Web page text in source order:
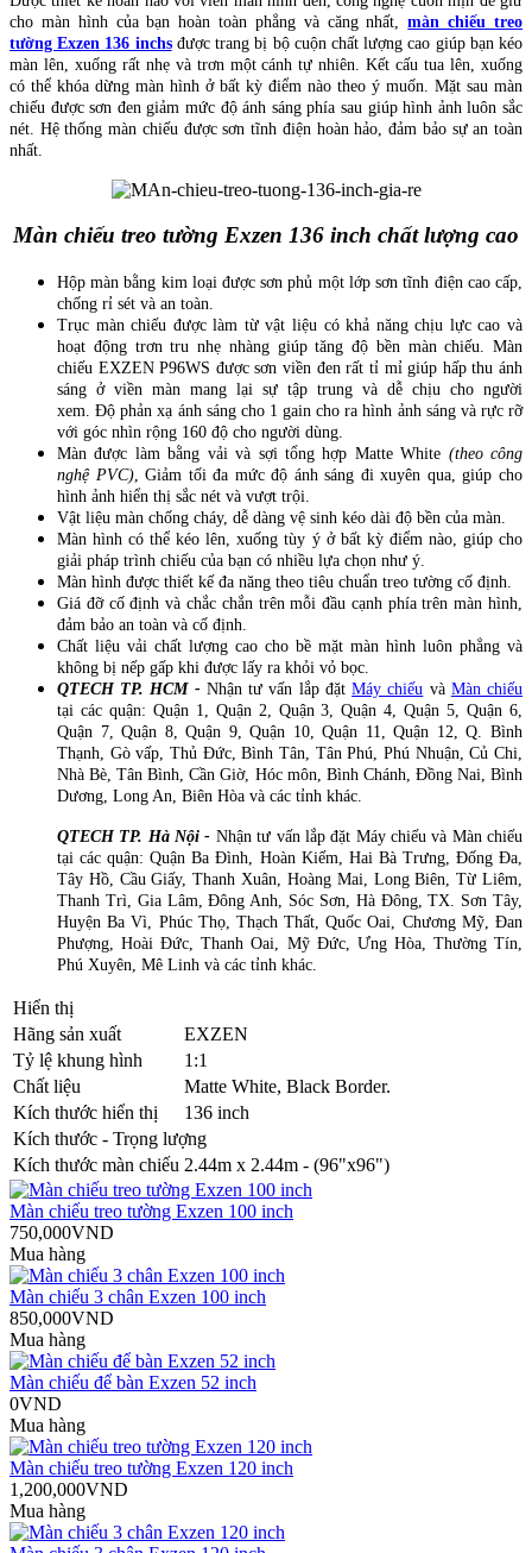
cho màn hình của bạn hoàn toàn phẳng và căng nhất,màn chiếu treo
tường Exzen 136 inchsđược trang bị bộ cuộn chất lượng cao giúp bạn kéo
màn lên, xuống rất nhẹ và trơn một cánh tự nhiên. Kết cấu tua lên, xuống
có thể khóa dừng màn hình ở bất kỳ điểm nào theo ý muốn. Mặt sau màn
chiếu được sơn đen giảm mức độ ánh sáng phía sau giúp hình ảnh luôn sắc
nét. Hệ thống màn chiếu được sơn tĩnh điện hoàn hảo, đảm bảo sự an toàn
nhất.
Màn chiếu treo tường Exzen 136 inch chất lượng cao
Hộp màn bằng kim loại được sơn phủ một lớp sơn tĩnh điện cao cấp,
chống rỉ sét và an toàn.
Trục màn chiếu được làm từ vật liệu có khả năng chịu lực cao và
hoạt động trơn tru nhẹ nhàng giúp tăng độ bền màn chiếu. Màn
chiếu EXZEN P96WS được sơn viền đen rất tỉ mỉ giúp hấp thu ánh
sáng ở viền màn mang lại sự tập trung và dễ chịu cho người
xem. Độ phản xạ ánh sáng cho 1 gain cho ra hình ảnh sáng và rực rỡ
với góc nhìn rộng 160 độ cho người dùng.
Màn được làm bằng vải và sợi tổng hợp Matte White (theo công
nghệ PVC), Giảm tối đa mức độ ánh sáng đi xuyên qua, giúp cho
hình ảnh hiển thị sắc nét và vượt trội.
Vật liệu màn chống cháy, dễ dàng vệ sinh kéo dài độ bền của màn.
Màn hình có thể kéo lên, xuống tùy ý ở bất kỳ điểm nào, giúp cho
giải pháp trình chiếu của bạn có nhiều lựa chọn như ý.
Màn hình được thiết kế đa năng theo tiêu chuẩn treo tường cố định.
Giá đỡ cố định và chắc chắn trên mỗi đầu cạnh phía trên màn hình,
đảm bảo an toàn và cố định.
Chất liệu vải chất lượng cao cho bề mặt màn hình luôn phẳng và
không bị nếp gấp khi được lấy ra khỏi vỏ bọc.
QTECH TP. HCM - Nhận tư vấn lắp đặtMáy chiếu và Màn chiếu
tại các quận: Quận 1, Quận 2, Quận 3, Quận 4, Quận 5, Quận 6,
Quận 7, Quận 8, Quận 9, Quận 10, Quận 11, Quận 12, Q. Bình
Thạnh, Gò vấp, Thủ Đức, Bình Tân, Tân Phú, Phú Nhuận, Củ Chi,
Nhà Bè, Tân Bình, Cần Giờ, Hóc môn, Bình Chánh, Đồng Nai, Bình
Dương, Long An, Biên Hòa và các tỉnh khác.
QTECH TP. Hà Nội - Nhận tư vấn lắp đặt Máy chiếu và Màn chiếu
tại các quận: Quận Ba Đình, Hoàn Kiếm, Hai Bà Trưng, Đống Đa,
Tây Hồ, Cầu Giấy, Thanh Xuân, Hoàng Mai, Long Biên, Từ Liêm,
Thanh Trì, Gia Lâm, Đông Anh, Sóc Sơn, Hà Đông, TX. Sơn Tây,
Huyện Ba Vì, Phúc Thọ, Thạch Thất, Quốc Oai, Chương Mỹ, Đan
Phượng, Hoài Đức, Thanh Oai, Mỹ Đức, Ưng Hòa, Thường Tín,
Phú Xuyên, Mê Linh và các tỉnh khác.
Hiển thị
Hãng sản xuất
EXZEN
Tỷ lệ khung hình
1:1
Chất liệu
Matte White, Black Border.
Kích thước hiển thị
136 inch
Kích thước - Trọng lượng
Kích thước màn chiếu 2.44m x 2.44m - (96"x96")
Màn chiếu treo tường Exzen 100 inch
750,000VND
Mua hàng
Màn chiếu 3 chân Exzen 100 inch
850,000VND
Mua hàng
Màn chiếu để bàn Exzen 52 inch
0VND
Mua hàng
Màn chiếu treo tường Exzen 120 inch
1,200,000VND
Mua hàng